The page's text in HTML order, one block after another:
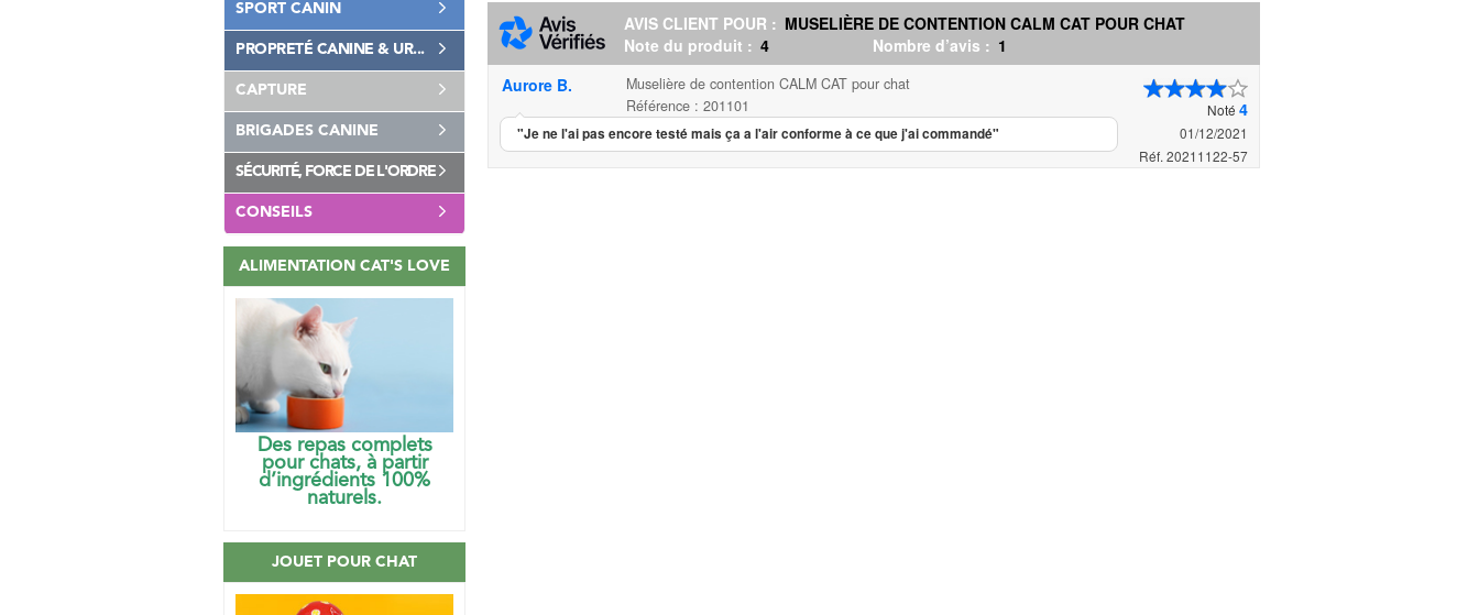
SPORT CANIN
PROPRETÉ CANINE & UR...
CAPTURE
BRIGADES CANINE
SÉCURITÉ, FORCE DE L'ORDRE
CONSEILS
ALIMENTATION CAT'S LOVE
Des repas complets
pour chats, à partir
d’ingrédients 100%
naturels.
JOUET POUR CHAT
AVIS CLIENT POUR : MUSELIÈRE DE CONTENTION CALM CAT POUR CHAT
Note du produit : 4 Nombre d’avis : 1
Noté 4
01/12/2021
Réf. 20211122-57
Aurore B.
Muselière de contention CALM CAT pour chat
Référence : 201101
"Je ne l'ai pas encore testé mais ça a l'air conforme à ce que j'ai commandé"